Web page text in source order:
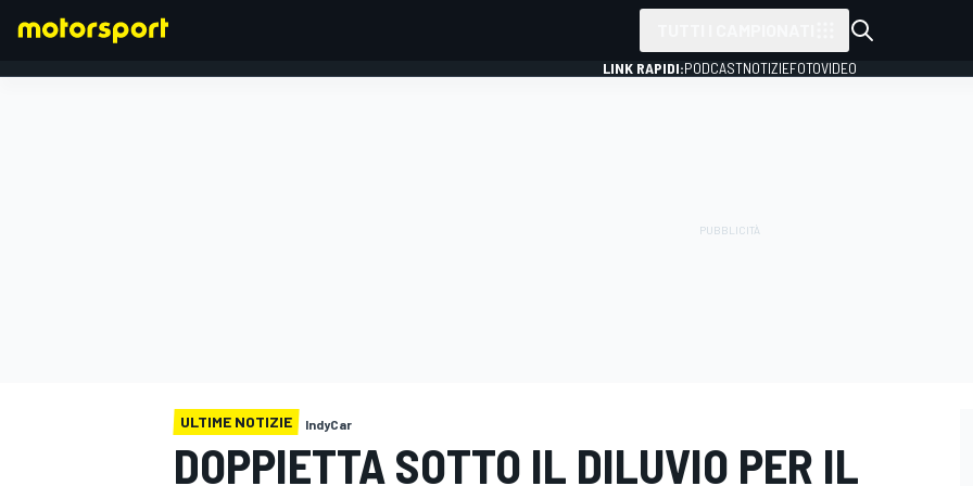
LINK RAPIDI:PODCASTNOTIZIEFOTOVIDEO
ULTIME NOTIZIE IndyCar
DOPPIETTA SOTTO IL DILUVIO PER IL